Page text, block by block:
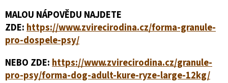
MALOU NÁPOVĚDU NAJDETE
ZDE: https://www.zvirecirodina.cz/forma-granule-
pro-dospele-psy/
NEBO ZDE: https://www.zvirecirodina.cz/granule-
pro-psy/forma-dog-adult-kure-ryze-large-12kg/